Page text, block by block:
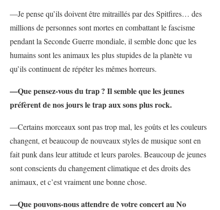
—Je pense qu’ils doivent être mitraillés par des Spitfires… des
millions de personnes sont mortes en combattant le fascisme
pendant la Seconde Guerre mondiale, il semble donc que les
humains sont les animaux les plus stupides de la planète vu
qu’ils continuent de répéter les mêmes horreurs.
—Que pensez-vous du trap? Il semble que les jeunes
préfèrent de nos jours le trap aux sons plus rock.
—Certains morceaux sont pas trop mal, les goûts et les couleurs
changent, et beaucoup de nouveaux styles de musique sont en
fait punk dans leur attitude et leurs paroles. Beaucoup de jeunes
sont conscients du changement climatique et des droits des
animaux, et c’est vraiment une bonne chose.
—Que pouvons-nous attendre de votre concert au No